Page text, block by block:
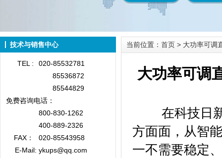
技术与销售中心
TEL :
020-85532781
85536872
85544829
免费咨询电话：
800-830-1262
400-889-2326
FAX：
020-85543958
E-Mail: ykups@qq.com
当前位置： 首页 > 大功率可调
大功率可调
在科技日新
方面面，从智
一不需要稳定